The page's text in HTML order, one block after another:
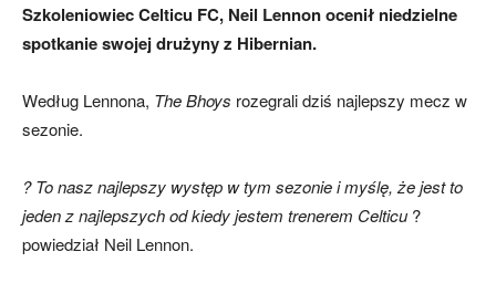
Szkoleniowiec Celticu FC, Neil Lennon ocenił niedzielne
spotkanie swojej drużyny z Hibernian.
Według Lennona, The Bhoys rozegrali dziś najlepszy mecz w
sezonie.
? To nasz najlepszy występ w tym sezonie i myślę, że jest to
jeden z najlepszych od kiedy jestem trenerem Celticu ?
powiedział Neil Lennon.